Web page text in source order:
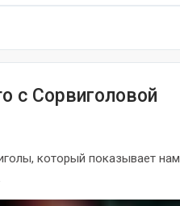
с Сорвиголовой
который показывает нам